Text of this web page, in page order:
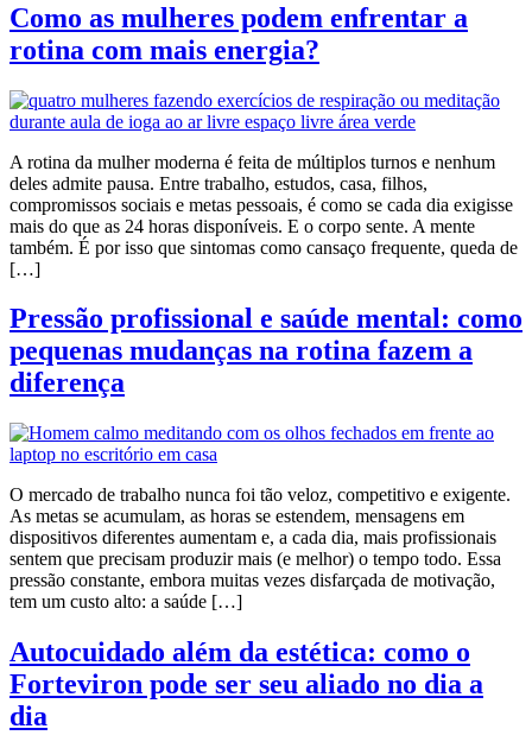
Como as mulheres podem enfrentar a
rotina com mais energia?
A rotina da mulher moderna é feita de múltiplos turnos e nenhum
deles admite pausa. Entre trabalho, estudos, casa, filhos,
compromissos sociais e metas pessoais, é como se cada dia exigisse
mais do que as 24 horas disponíveis. E o corpo sente. A mente
também. É por isso que sintomas como cansaço frequente, queda de
[…]
Pressão profissional e saúde mental: como
pequenas mudanças na rotina fazem a
diferença
O mercado de trabalho nunca foi tão veloz, competitivo e exigente.
As metas se acumulam, as horas se estendem, mensagens em
dispositivos diferentes aumentam e, a cada dia, mais profissionais
sentem que precisam produzir mais (e melhor) o tempo todo. Essa
pressão constante, embora muitas vezes disfarçada de motivação,
tem um custo alto: a saúde […]
Autocuidado além da estética: como o
Forteviron pode ser seu aliado no dia a
dia